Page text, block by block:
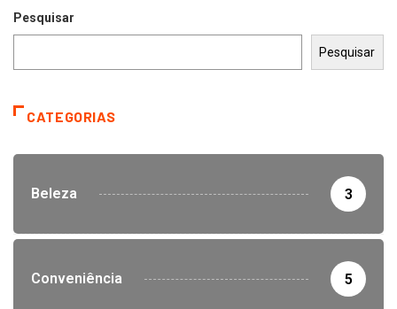
Pesquisar
Pesquisar
CATEGORIAS
Beleza 3
Conveniência 5